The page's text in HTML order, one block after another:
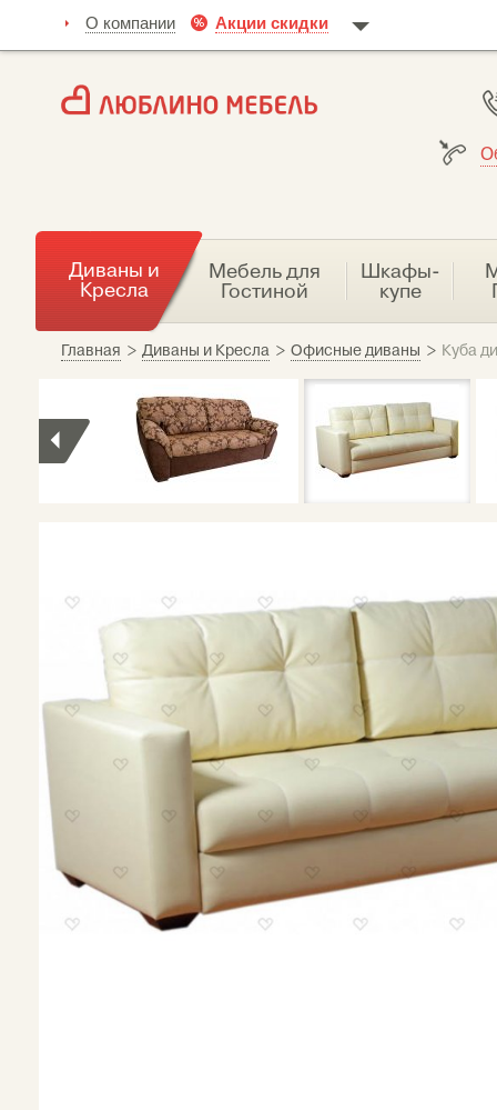
О компании Акции скидки
Диваны и
Кресла
Мебель для
Гостиной
Шкафы-
купе
Главная > Диваны и Кресла > Офисные диваны > Куба